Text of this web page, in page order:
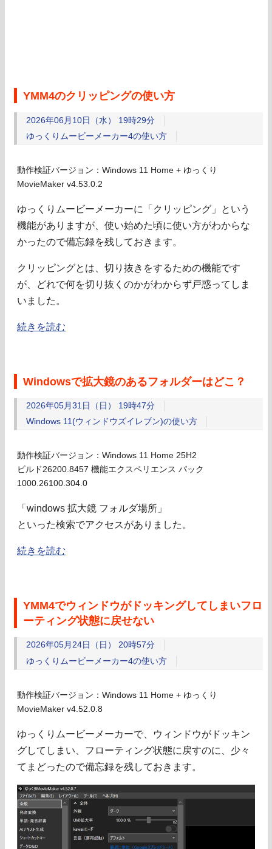
YMM4のクリッピングの使い方
2026年06月10日（水） 19時29分
ゆっくりムービーメーカー4の使い方
動作検証バージョン：Windows 11 Home + ゆっくり
MovieMaker v4.53.0.2
ゆっくりムービーメーカーに「クリッピング」という
機能がありますが、使い始めた頃に使い方がわからな
かったので備忘録を残しておきます。
クリッピングとは、切り抜きをするための機能です
が、どれで何を切り抜くのかがわからず戸惑ってしま
いました。
続きを読む
Windowsで拡大鏡のあるフォルダーはどこ？
2026年05月31日（日） 19時47分
Windows 11(ウィンドウズイレブン)の使い方
動作検証バージョン：Windows 11 Home 25H2
ビルド26200.8457 機能エクスペリエンス パック
1000.26100.304.0
「windows 拡大鏡 フォルダ場所」
といった検索でアクセスがありました。
続きを読む
YMM4でウィンドウがドッキングしてしまいフロ
ーティング状態に戻せない
2026年05月24日（日） 20時57分
ゆっくりムービーメーカー4の使い方
動作検証バージョン：Windows 11 Home + ゆっくり
MovieMaker v4.52.0.8
ゆっくりムービーメーカーで、ウィンドウがドッキン
グしてしまい、フローティング状態に戻すのに、少々
てまどったので備忘録を残しておきます。